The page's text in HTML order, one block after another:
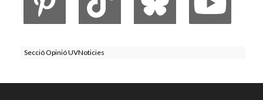
Secció Opinió UVNoticies